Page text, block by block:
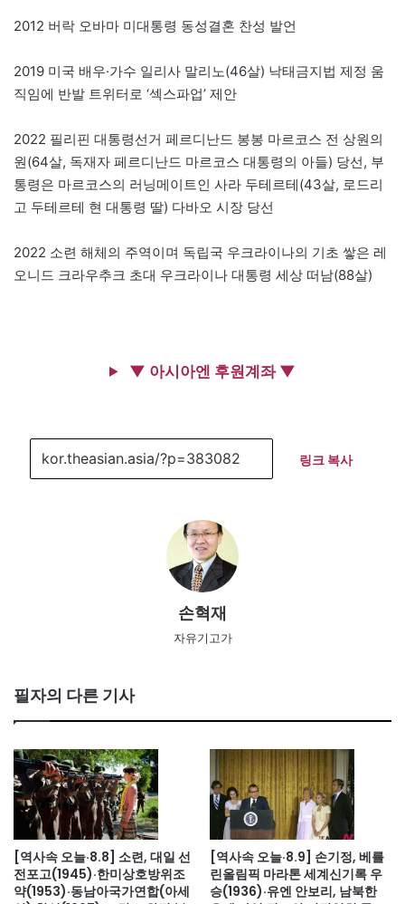
2012 버락 오바마 미대통령 동성결혼 찬성 발언
2019 미국 배우·가수 일리사 말리노(46살) 낙태금지법 제정 움
직임에 반발 트위터로 ‘섹스파업’ 제안
2022 필리핀 대통령선거 페르디난드 봉봉 마르코스 전 상원의
원(64살, 독재자 페르디난드 마르코스 대통령의 아들) 당선, 부
통령은 마르코스의 러닝메이트인 사라 두테르테(43살, 로드리
고 두테르테 현 대통령 딸) 다바오 시장 당선
2022 소련 해체의 주역이며 독립국 우크라이나의 기초 쌓은 레
오니드 크라우추크 초대 우크라이나 대통령 세상 떠남(88살)
▼ 아시아엔 후원계좌 ▼
링크 복사
손혁재
자유기고가
필자의 다른 기사
[역사속 오늘·8.8] 소련, 대일 선
전포고(1945)·한미상호방위조
약(1953)·동남아국가연합(아세
[역사속 오늘·8.9] 손기정, 베를
린올림픽 마라톤 세계신기록 우
승(1936)·유엔 안보리, 남북한